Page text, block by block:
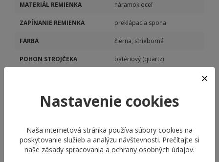
MATERIÁL REMIENKA náramok oceľ
ZAPÍNANIE REMIENKA preklápacia spona
FARBA čierna, strieborná
POHON STROJČEKA batériový (quartz)
Nastavenie cookies
Naša internetová stránka používa súbory cookies na
poskytovanie služieb a analýzu návštevnosti. Prečítajte si
naše zásady spracovania a ochrany osobných údajov.